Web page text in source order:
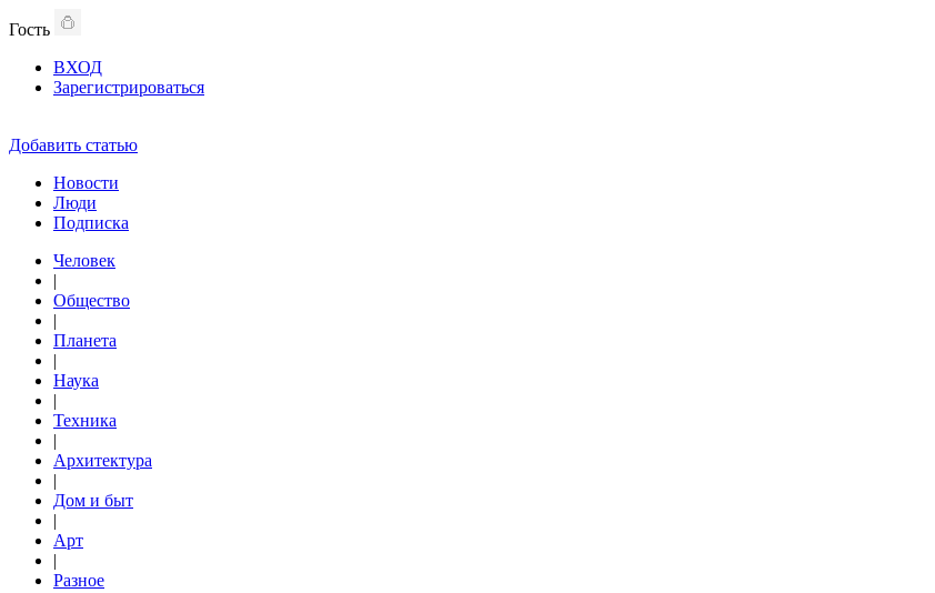
Гость
ВХОД
Зарегистрироваться
Добавить статью
Новости
Люди
Подписка
Человек
|
Общество
|
Планета
|
Наука
|
Техника
|
Архитектура
|
Дом и быт
|
Арт
|
Разное